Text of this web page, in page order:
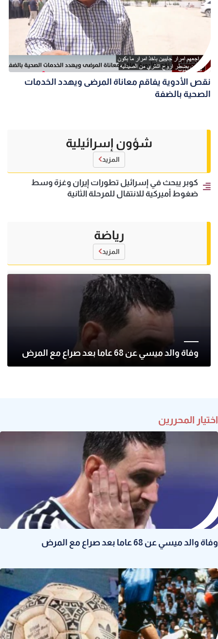
نقص الأدوية يفاقم معاناة المرضى ويهدد الخدمات
الصحية بالضفة
شؤون إسرائيلية
المزيد
كوبر يبحث في إسرائيل تطورات إيران وغزة وسط
ضغوط أميركية للانتقال للمرحلة الثانية
رياضة
المزيد
وفاة والد ميسي عن 68 عاما بعد صراع مع المرض
اختيار المحررين
وفاة والد ميسي عن 68 عاما بعد صراع مع المرض